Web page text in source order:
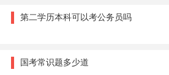
第二学历本科可以考公务员吗
国考常识题多少道